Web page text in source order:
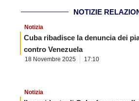
NOTIZIE
Notizia
Cuba ribadisce la denuncia dei
contro Venezuela
18 Novembre 2025 17:10
Notizia